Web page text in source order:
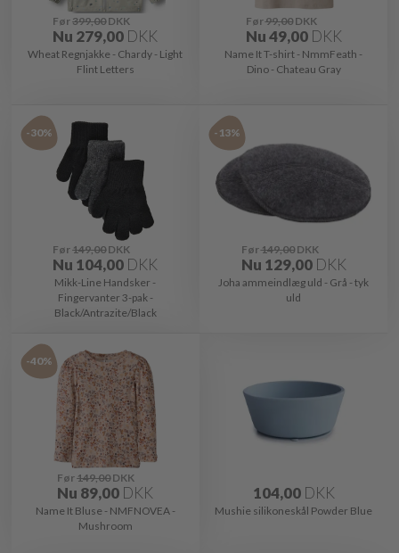
Før399,00DKK
Nu 279,00 DKK
Wheat Regnjakke - Chardy - Light
Flint Letters
Før99,00DKK
Nu49,00 DKK
Name It T-shirt - NmmFeath -
Dino - Chateau Gray
-30%
Før149,00DKK
Nu 104,00 DKK
Mikk-Line Handsker -
Fingervanter 3-pak -
Black/Antrazite/Black
-13%
Før149,00DKK
Nu 129,00 DKK
Joha ammeindlæg uld - Grå - tyk
uld
-40%
Før149,00DKK
Nu 89,00 DKK
Name It Bluse - NMFNOVEA -
Mushroom
104,00 DKK
Mushie silikoneskål Powder Blue